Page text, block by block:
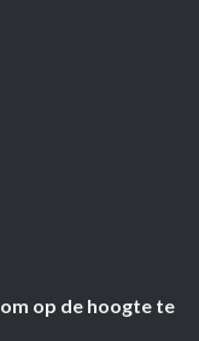
om op de hoogte te